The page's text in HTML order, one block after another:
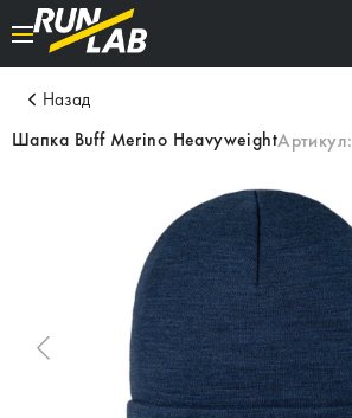
Назад
Шапка Buff Merino HeavyweightАртикул: